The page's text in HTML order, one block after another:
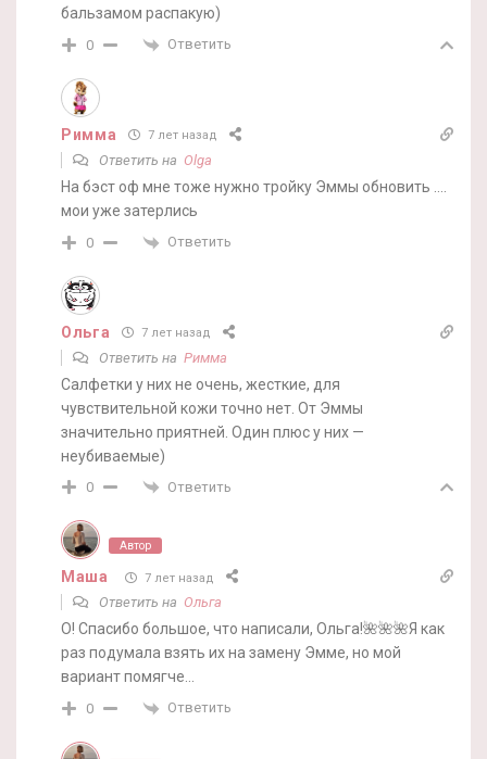
бальзамом распакую)
0 Ответить
Римма 7 лет назад
Ответить на Olga
На бэст оф мне тоже нужно тройку Эммы обновить ….
мои уже затерлись
0 Ответить
Ольга 7 лет назад
Ответить на Римма
Салфетки у них не очень, жесткие, для
чувствительной кожи точно нет. От Эммы
значительно приятней. Один плюс у них —
неубиваемые)
0 Ответить
Автор
Маша 7 лет назад
Ответить на Ольга
О! Спасибо большое, что написали, Ольга!🌺🌺🌺Я как
раз подумала взять их на замену Эмме, но мой
вариант помягче…
0 Ответить